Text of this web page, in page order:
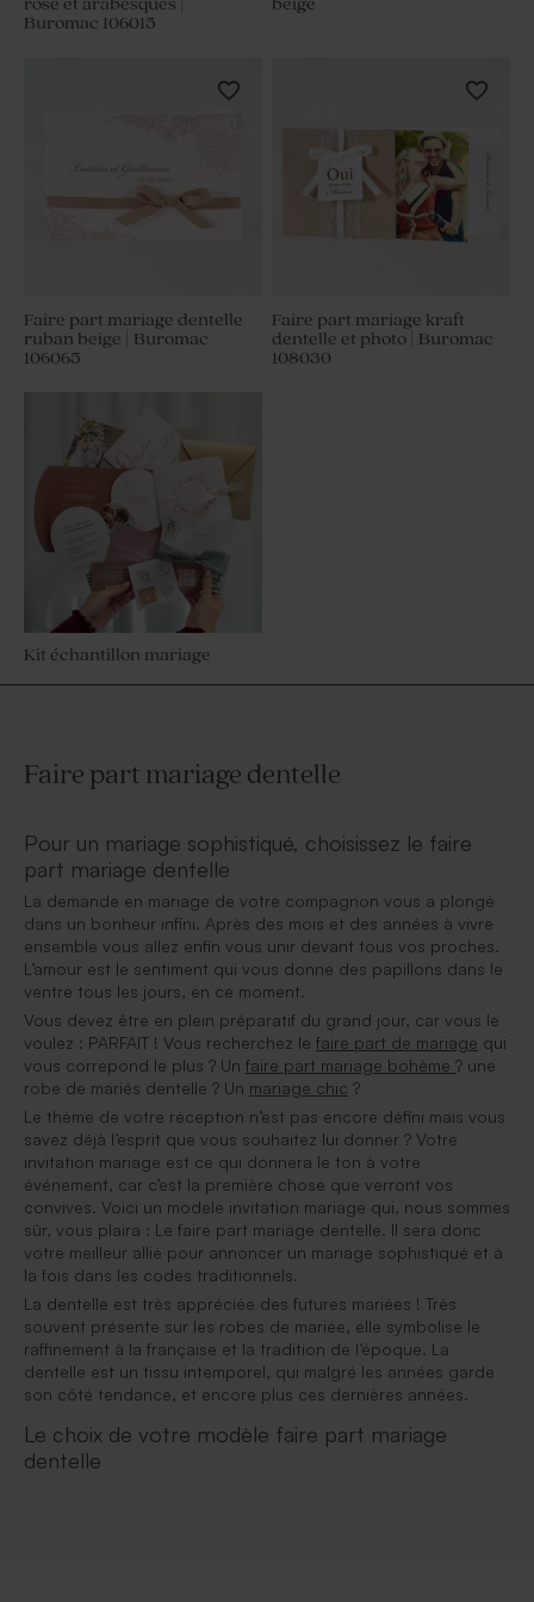
Kit échantillon mariage
rose et arabesques |
Buromac 106015
beige
Faire part mariage dentelle
ruban beige | Buromac
106065
Faire part mariage kraft
dentelle et photo | Buromac
108030
Faire part mariage dentelle
Pour un mariage sophistiqué, choisissez le faire
part mariage dentelle
La demande en mariage de votre compagnon vous a plongé
dans un bonheur infini. Après des mois et des années à vivre
ensemble vous allez enfin vous unir devant tous vos proches.
L’amour est le sentiment qui vous donne des papillons dans le
ventre tous les jours, en ce moment.
Vous devez être en plein préparatif du grand jour, car vous le
voulez : PARFAIT ! Vous recherchez le faire part de mariage qui
vous correpond le plus ? Un faire part mariage bohème ? une
robe de mariés dentelle ? Un mariage chic ?
Le thème de votre réception n’est pas encore défini mais vous
savez déjà l’esprit que vous souhaitez lui donner ? Votre
invitation mariage est ce qui donnera le ton à votre
événement, car c’est la première chose que verront vos
convives. Voici un modele invitation mariage qui, nous sommes
sûr, vous plaira : Le faire part mariage dentelle. Il sera donc
votre meilleur allié pour annoncer un mariage sophistiqué et à
la fois dans les codes traditionnels.
La dentelle est très appréciée des futures mariées ! Très
souvent présente sur les robes de mariée, elle symbolise le
raffinement à la française et la tradition de l’époque. La
dentelle est un tissu intemporel, qui malgré les années garde
son côté tendance, et encore plus ces dernières années.
Le choix de votre modèle faire part mariage
dentelle